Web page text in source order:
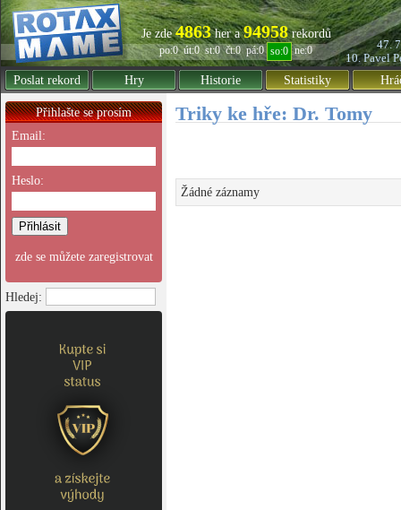
Je zde4863her a94958rekordů
po:0 út:0 st:0 čt:0 pá:0 so:0 ne:0
47.
10. Pavel
Poslat rekord
Hry Historie Statistiky
Přihlašte se prosím
Email:
Heslo:
zde se můžete zaregistrovat
Hledej:
Triky ke hře: Dr. Tomy
Žádné záznamy